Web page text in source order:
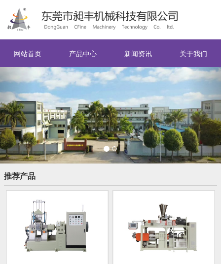
网站首页 产品中心 新闻资讯 关于我们
Previous
推荐产品